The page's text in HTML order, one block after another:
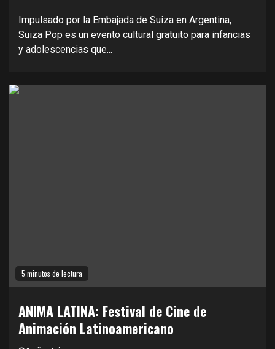
Impulsado por la Embajada de Suiza en Argentina,
Suiza Pop es un evento cultural gratuito para infancias
y adolescencias que...
5 minutos de lectura
ANIMA LATINA: Festival de Cine de
Animación Latinoamericano